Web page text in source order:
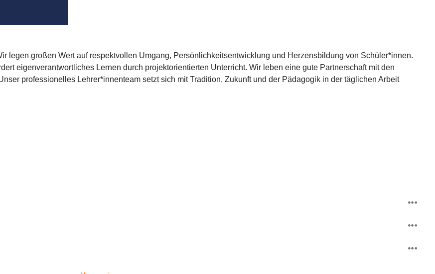
legen großen Wert auf respektvollen Umgang, Persönlichkeitsentwicklung und Herzensbildung von Schüler*innen.
eigenverantwortliches Lernen durch projektorientierten Unterricht. Wir leben eine gute Partnerschaft mit den
professionelles Lehrer*innenteam setzt sich mit Tradition, Zukunft und der Pädagogik in der täglichen Arbeit